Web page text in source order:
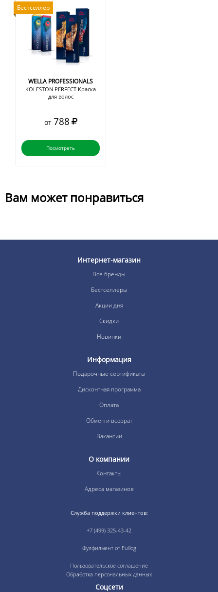
Бестселлер
WELLA PROFESSIONALS
KOLESTON PERFECT Краска
для волос
от 788
Посмотреть
Вам может понравиться
Интернет-магазин
Все бренды
Бестселлеры
Акции дня
Скидки
Новинки
Информация
Подарочные сертификаты
Дисконтная программа
Оплата
Обмен и возврат
Вакансии
О компании
Контакты
Адреса магазинов
Служба поддержки клиентов:
+7 (499) 325-43-42
Фулфилмент от Fulllog
Пользовательское соглашение
Обработка персональных данных
Соцсети